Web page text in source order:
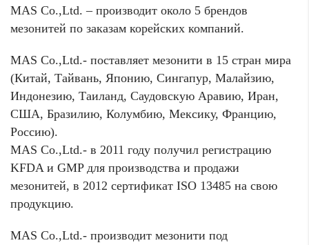
MAS Co.,Ltd. – производит около 5 брендов
мезонитей по заказам корейских компаний.
MAS Co.,Ltd.- поставляет мезонити в 15 стран мира
(Китай, Тайвань, Японию, Сингапур, Малайзию,
Индонезию, Таиланд, Саудовскую Аравию, Иран,
США, Бразилию, Колумбию, Мексику, Францию,
Россию).
MAS Co.,Ltd.- в 2011 году получил регистрацию
KFDA и GMP для производства и продажи
мезонитей, в 2012 сертификат ISO 13485 на свою
продукцию.
MAS Co.,Ltd.- производит мезонити под